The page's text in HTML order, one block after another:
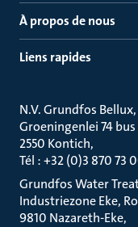
À propos de nous
Liens rapides
N.V. Grundfos Bellux
Groeningenlei 74 bus
2550 Kontich
Tél : +32 (0)3 870 73
Grundfos Water
Industriezone Eke,
9810 Nazareth-Eke